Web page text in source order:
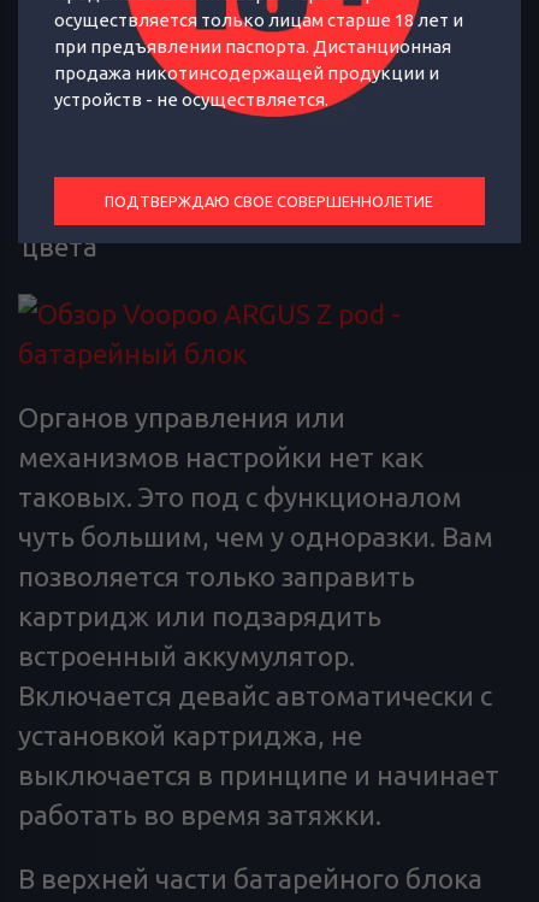
Особенности
бы это ни значило),
канал для отвода
жидкости в случае
Возможные
цвета
Органов управления или
механизмов настройки нет как
таковых. Это под с функционалом
чуть большим, чем у одноразки. Вам
позволяется только заправить
картридж или подзарядить
встроенный аккумулятор.
Включается девайс автоматически с
установкой картриджа, не
выключается в принципе и начинает
работать во время затяжки.
В верхней части батарейного блока
осуществляется только лицам старше 18 лет и
при предъявлении паспорта. Дистанционная
продажа никотинсодержащей продукции и
устройств - не осуществляется.
ПОДТВЕРЖДАЮ СВОЕ СОВЕРШЕННОЛЕТИЕ